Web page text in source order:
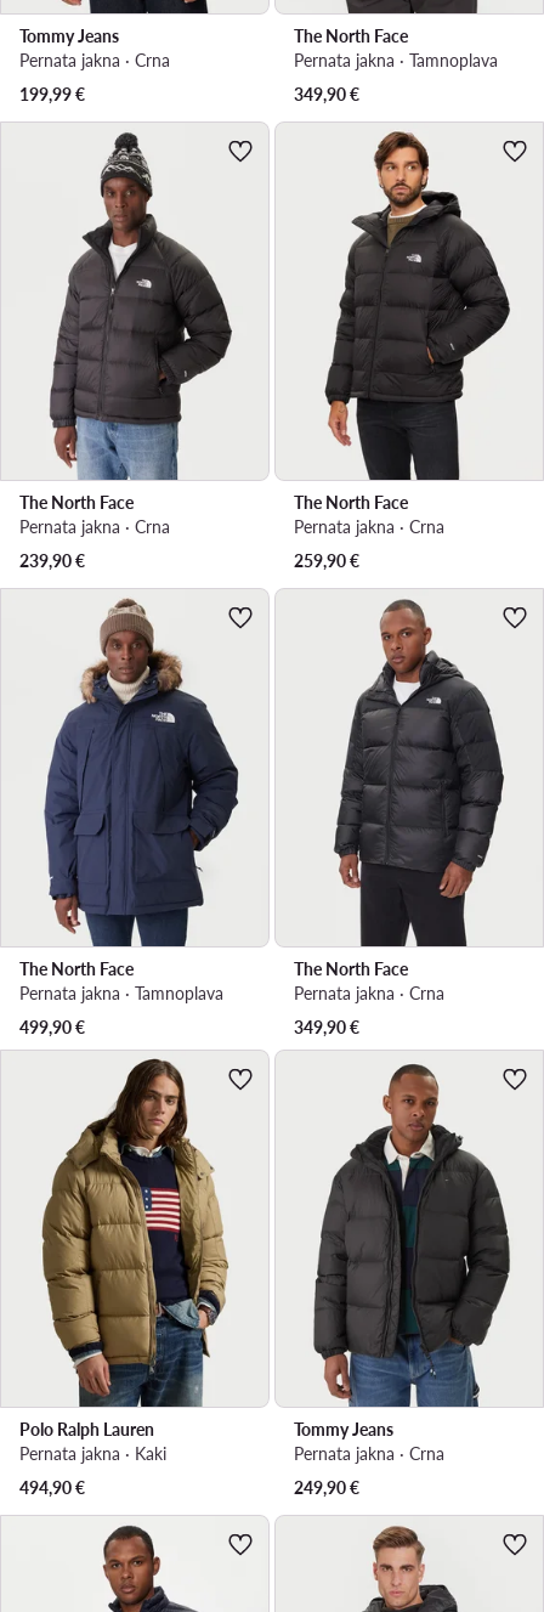
Tommy Jeans
Pernata jakna · Crna
199,99€
The North Face
Pernata jakna · Tamnoplava
349,90€
The North Face
Pernata jakna · Crna
239,90€
The North Face
Pernata jakna · Crna
259,90€
The North Face
Pernata jakna · Tamnoplava
499,90€
The North Face
Pernata jakna · Crna
349,90€
Polo Ralph Lauren
Pernata jakna · Kaki
494,90€
Tommy Jeans
Pernata jakna · Crna
249,90€